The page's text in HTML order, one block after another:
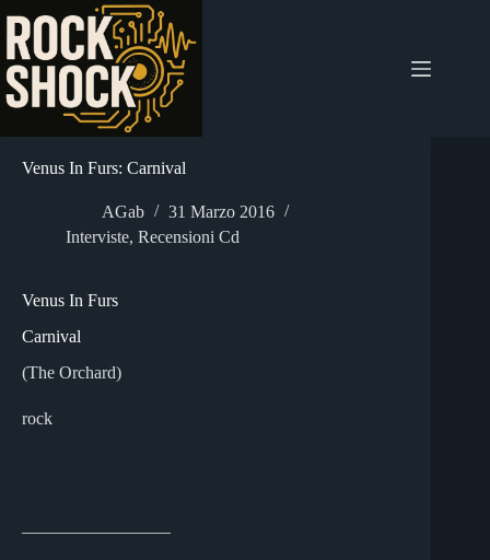
contenuto
Venus In Furs: Carnival
AGab
31 Marzo 2016
Interviste, Recensioni Cd
Venus In Furs
Carnival
(The Orchard)
rock